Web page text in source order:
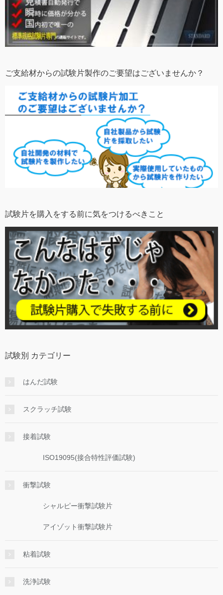
ご支給材からの試験片製作のご要望はございませんか？
試験片を購入をする前に気をつけるべきこと
試験別 カテゴリー
はんだ試験
スクラッチ試験
接着試験
ISO19095(接合特性評価試験)
衝撃試験
シャルピー衝撃試験片
アイゾット衝撃試験片
粘着試験
洗浄試験